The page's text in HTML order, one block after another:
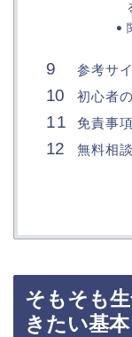
参考サ
初心者
免責事項
無料相談
そもそも
きたい基本